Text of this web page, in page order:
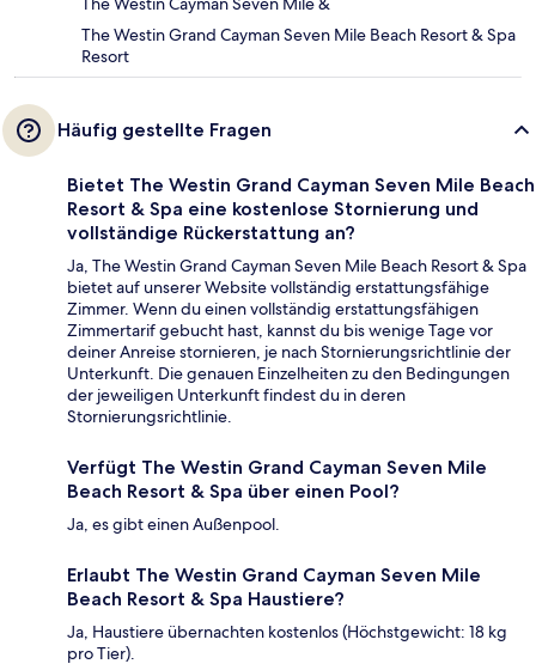
The Westin Grand Cayman Seven Mile Beach Resort & Spa
Resort
Häufig gestellte Fragen
Bietet The Westin Grand Cayman Seven Mile Beach
Resort & Spa eine kostenlose Stornierung und
vollständige Rückerstattung an?
Ja, The Westin Grand Cayman Seven Mile Beach Resort & Spa
bietet auf unserer Website vollständig erstattungsfähige
Zimmer. Wenn du einen vollständig erstattungsfähigen
Zimmertarif gebucht hast, kannst du bis wenige Tage vor
deiner Anreise stornieren, je nach Stornierungsrichtlinie der
Unterkunft. Die genauen Einzelheiten zu den Bedingungen
der jeweiligen Unterkunft findest du in deren
Stornierungsrichtlinie.
Verfügt The Westin Grand Cayman Seven Mile
Beach Resort & Spa über einen Pool?
Ja, es gibt einen Außenpool.
Erlaubt The Westin Grand Cayman Seven Mile
Beach Resort & Spa Haustiere?
Ja, Haustiere übernachten kostenlos (Höchstgewicht: 18 kg
pro Tier).